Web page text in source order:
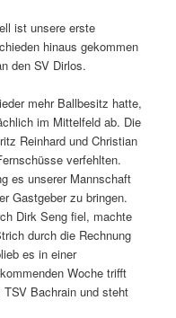
ist unsere erste
hinaus gekommen
den SV Dirlos.
mehr Ballbesitz hatte,
im Mittelfeld ab. Die
Reinhard und Christian
verfehlten.
es unserer Mannschaft
Gastgeber zu bringen.
Dirk Seng fiel, machte
durch die Rechnung
es in einer
Woche trifft
Bachrain und steht